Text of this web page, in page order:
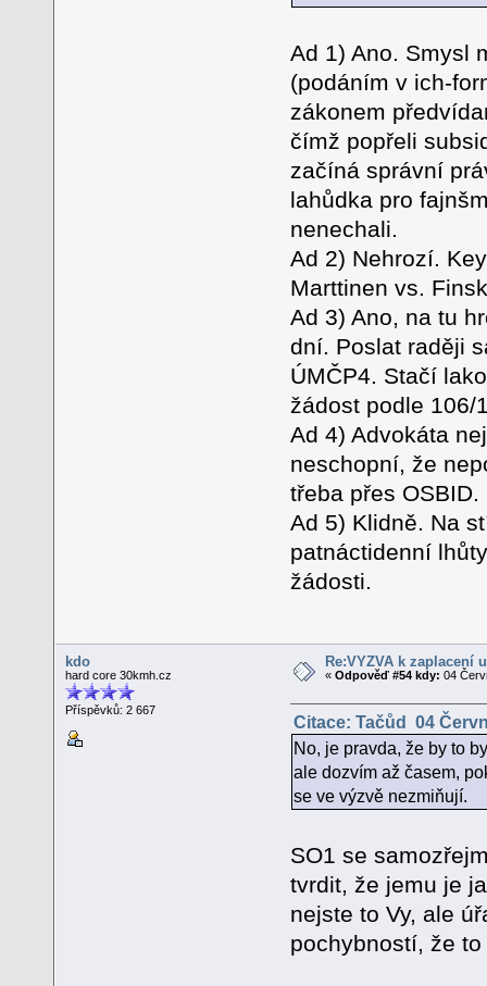
Ad 1) Ano. Smysl
(podáním v ich-
zákonem
čímž popřeli
začíná správní
lahůdka pro
nenechali.
Ad 2) Nehrozí.
Marttinen vs.
Ad 3) Ano, na tu
dní. Poslat raději
ÚMČP4. Stačí
žádost podle 106/
Ad 4) Advokáta
neschopní, že
třeba přes OSBID.
Ad 5) Klidně. Na
patnáctidenní
žádosti.
kdo
hard core 30kmh.cz
Příspěvků: 2 667
Re:VÝZVA k zaplacení
«Odpověď #54 kdy: 04
Citace: Tačůd 04
No, je pravda, že by to
ale dozvím až časem,
se ve výzvě nezmiňují.
SO1 se
tvrdit, že jemu je
nejste to Vy, ale
pochybností, že